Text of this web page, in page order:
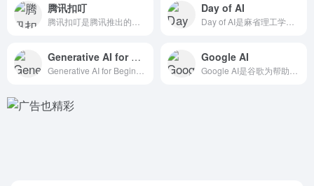
腾讯扣叮 Day of AI
Generative AI for Beginners Google AI